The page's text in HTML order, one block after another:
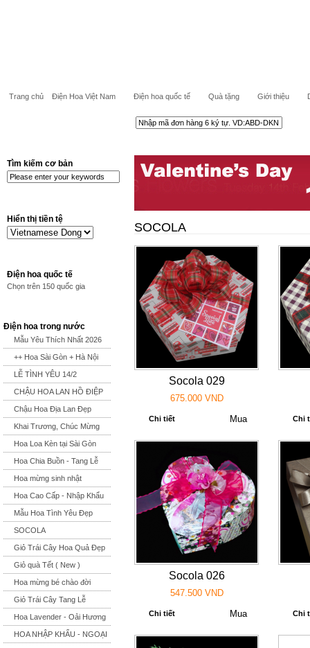
Trang chủ Điện Hoa Việt Nam Điện hoa quốc tế Quà tặng Giới thiệu
Tìm kiếm cơ bản
Hiển thị tiền tệ
Điện hoa quốc tế
Chọn trên 150 quốc gia
Điện hoa trong nước
Mẫu Yêu Thích Nhất 2026
++ Hoa Sài Gòn + Hà Nội
LỄ TÌNH YÊU 14/2
CHẬU HOA LAN HỒ ĐIỆP
Chậu Hoa Địa Lan Đẹp
Khai Trương, Chúc Mừng
Hoa Loa Kèn tại Sài Gòn
Hoa Chia Buồn - Tang Lễ
Hoa mừng sinh nhật
Hoa Cao Cấp - Nhập Khẩu
Mẫu Hoa Tình Yêu Đẹp
SOCOLA
Giỏ Trái Cây Hoa Quả Đẹp
Giỏ quà Tết ( New )
Hoa mừng bé chào đời
Giỏ Trái Cây Tang Lễ
Hoa Lavender - Oải Hương
HOA NHẬP KHẨU - NGOẠI
SOCOLA
Socola 029
675.000 VND
Chi tiết Chi
Socola 026
547.500 VND
Chi tiết Chi